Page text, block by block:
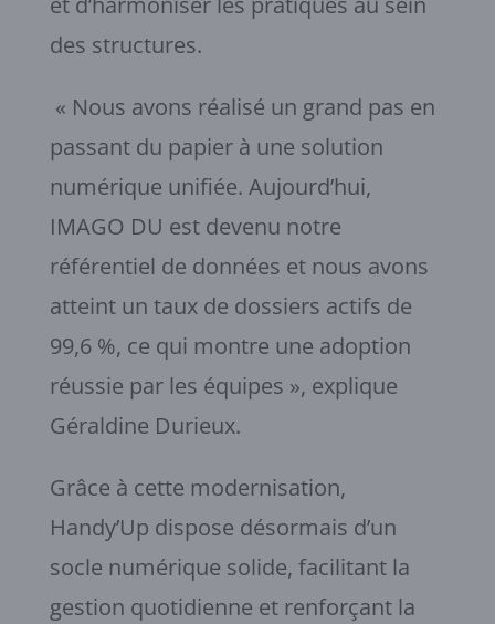
des structures.
« Nous avons réalisé un grand pas en
passant du papier à une solution
numérique unifiée. Aujourd’hui,
IMAGO DU est devenu notre
référentiel de données et nous avons
atteint un taux de dossiers actifs de
99,6 %, ce qui montre une adoption
réussie par les équipes », explique
Géraldine Durieux.
Grâce à cette modernisation,
Handy’Up dispose désormais d’un
socle numérique solide, facilitant la
gestion quotidienne et renforçant la